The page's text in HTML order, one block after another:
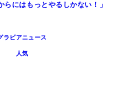
にはもっとやるしかない！」
ラビアニュース
人気